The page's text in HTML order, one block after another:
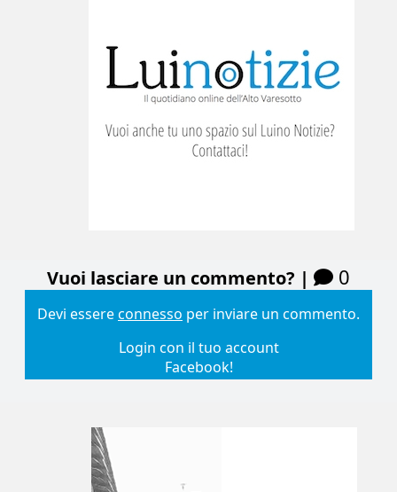
Vuoi lasciare un commento? | 0
Devi essereconnesso per inviare un commento.
Login con il tuo account
Facebook!